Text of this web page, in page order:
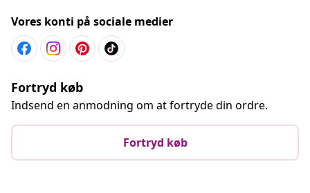
Vores konti på sociale medier
Fortryd køb
Indsend en anmodning om at fortryde din ordre.
Fortryd køb